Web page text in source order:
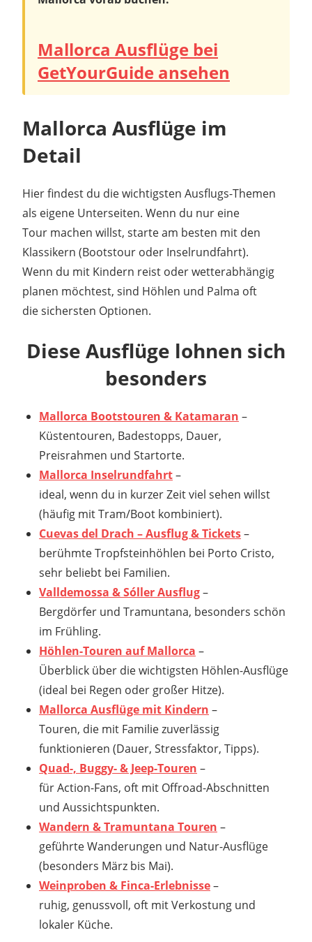
Mallorca Ausflüge bei
GetYourGuide ansehen
Mallorca Ausflüge im
Detail
Hier findest du die wichtigsten Ausflugs-Themen
als eigene Unterseiten. Wenn du nur eine
Tour machen willst, starte am besten mit den
Klassikern (Bootstour oder Inselrundfahrt).
Wenn du mit Kindern reist oder wetterabhängig
planen möchtest, sind Höhlen und Palma oft
die sichersten Optionen.
Diese Ausflüge lohnen sich
besonders
Mallorca Bootstouren & Katamaran –
Küstentouren, Badestopps, Dauer,
Preisrahmen und Startorte.
Mallorca Inselrundfahrt–
ideal, wenn du in kurzer Zeit viel sehen willst
(häufig mit Tram/Boot kombiniert).
Cuevas del Drach – Ausflug & Tickets–
berühmte Tropfsteinhöhlen bei Porto Cristo,
sehr beliebt bei Familien.
Valldemossa & Sóller Ausflug–
Bergdörfer und Tramuntana, besonders schön
im Frühling.
Höhlen-Touren auf Mallorca –
Überblick über die wichtigsten Höhlen-Ausflüge
(ideal bei Regen oder großer Hitze).
Mallorca Ausflüge mit Kindern –
Touren, die mit Familie zuverlässig
funktionieren (Dauer, Stressfaktor, Tipps).
Quad-, Buggy- & Jeep-Touren –
für Action-Fans, oft mit Offroad-Abschnitten
und Aussichtspunkten.
Wandern & Tramuntana Touren –
geführte Wanderungen und Natur-Ausflüge
(besonders März bis Mai).
Weinproben & Finca-Erlebnisse–
ruhig, genussvoll, oft mit Verkostung und
lokaler Küche.